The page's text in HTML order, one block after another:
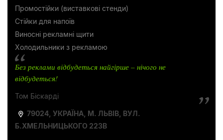
Промостійки (виставкові стенди)
Стійки для напоїв
Виносні рекламні щити
Холодильники з рекламою
Без реклами відбудеться найгірше – нічого не
відбудеться!
Том Біскарді
79024, УКРАЇНА, М. ЛЬВІВ, ВУЛ.
Б.ХМЕЛЬНИЦЬКОГО 223В